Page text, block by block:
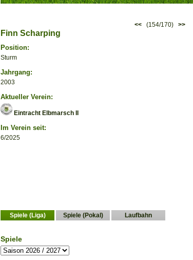
<< (154/170) >>
Finn Scharping
Position:
Sturm
Jahrgang:
2003
Aktueller Verein:
Eintracht Elbmarsch II
Im Verein seit:
6/2025
Spiele (Liga) Spiele (Pokal) Laufbahn
Spiele